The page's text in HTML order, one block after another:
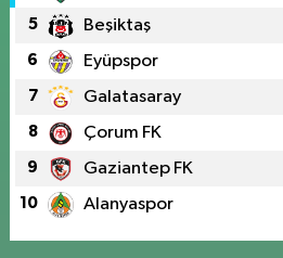
5 Beşiktaş
6 Eyüpspor
7 Galatasaray
8 Çorum FK
9 Gaziantep FK
10 Alanyaspor